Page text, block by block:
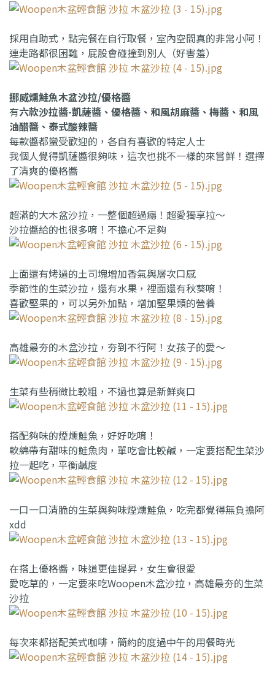
採用自助式，點完餐在自行取餐，室內空間真的非常小阿！
連走路都很困難，屁股會碰撞到別人（好害羞）
挪威燻鮭魚木盆沙拉/優格醬
有六款沙拉醬-凱薩醬、優格醬、和風胡麻醬、梅醬、和風
油醋醬、泰式酸辣醬
每款醬都蠻受歡迎的，各自有喜歡的特定人士
我個人覺得凱薩醬很夠味，這次也挑不一樣的來嘗鮮！選擇
了清爽的優格醬
超滿的大木盆沙拉，一整個超過癮！超愛獨享拉～
沙拉醬給的也很多唷！不擔心不足夠
上面還有烤過的土司塊增加香氣與層次口感
季節性的生菜沙拉，還有水果，裡面還有秋葵唷！
喜歡堅果的，可以另外加點，增加堅果類的營養
高雄最夯的木盆沙拉，夯到不行阿！女孩子的愛～
生菜有些稍微比較粗，不過也算是新鮮爽口
搭配夠味的煙燻鮭魚，好好吃唷！
軟綿帶有甜味的鮭魚肉，單吃會比較鹹，一定要搭配生菜沙
拉一起吃，平衡鹹度
一口一口清脆的生菜與夠味煙燻鮭魚，吃完都覺得無負擔阿
xdd
在搭上優格醬，味道更佳提昇，女生會很愛
愛吃草的，一定要來吃Woopen木盆沙拉，高雄最夯的生菜
沙拉
每次來都搭配美式咖啡，簡約的度過中午的用餐時光